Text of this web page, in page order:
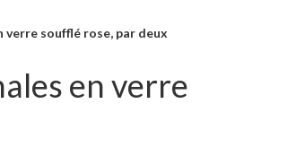
verre soufflé rose, par deux
en verre